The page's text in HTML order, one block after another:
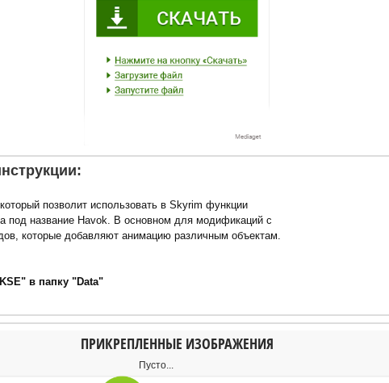
позволит использовать в Skyrim функции
под название Havok. В основном для модификаций с
которые добавляют анимацию различным объектам.
в папку "Data"
ПРИКРЕПЛЕННЫЕ ИЗОБРАЖЕНИЯ
Пусто...